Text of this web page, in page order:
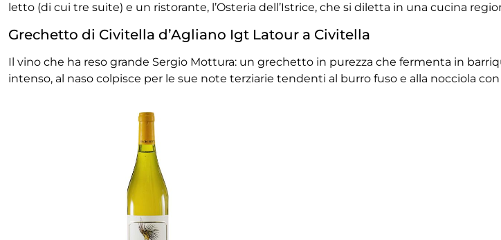
letto (di cui tre suite) e un ristorante, l’Osteria dell’Istrice, che si diletta in una cucina
Grechetto di Civitella d’Agliano Igt Latour a Civitella
Il vino che ha reso grande Sergio Mottura: un grechetto in purezza che fermenta in
intenso, al naso colpisce per le sue note terziarie tendenti al burro fuso e alla nocciola